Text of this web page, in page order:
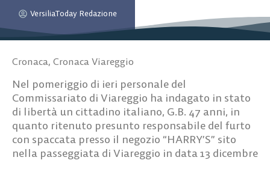
VersiliaToday Redazione
Cronaca, Cronaca Viareggio
Nel pomeriggio di ieri personale del
Commissariato di Viareggio ha indagato in stato
di libertà un cittadino italiano, G.B. 47 anni, in
quanto ritenuto presunto responsabile del furto
con spaccata presso il negozio “HARRY’S” sito
nella passeggiata di Viareggio in data 13 dicembre